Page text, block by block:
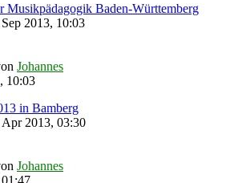
Musikpädagogik Baden-Württemberg
2013, 10:03
Johannes
10:03
in Bamberg
2013, 03:30
Johannes